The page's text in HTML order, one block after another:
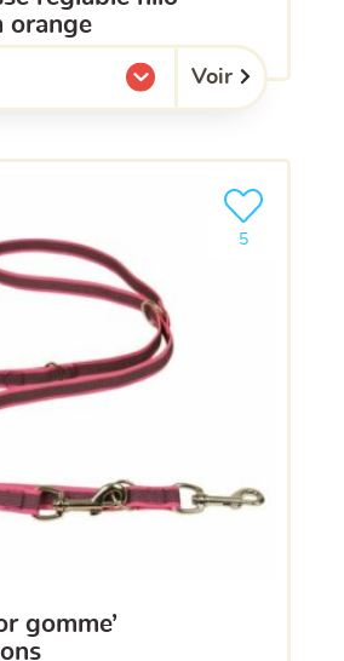
orange
listes. Voir
5
Ajouter le